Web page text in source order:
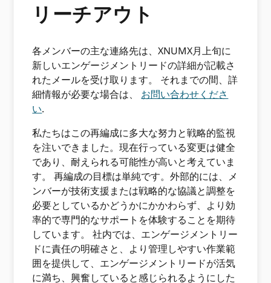
リーチアウト
各メンバーの主な連絡先は、XNUMX月上旬に
新しいエンゲージメントリードの詳細が記載さ
れたメールを受け取ります。 それまでの間、詳
細情報が必要な場合は、 お問い合わせくださ
い.
私たちはこの再編成に多大な努力と戦略的監視
を注いできました。現在行っている変更は健全
であり、耐えられる可能性が高いと考えていま
す。 再編成の目標は単純です。外部的には、メ
ンバーが技術支援または戦略的な協議と調整を
必要としているかどうかにかかわらず、より効
率的で専門的なサポートを体験することを期待
しています。 社内では、エンゲージメントリー
ドに責任の明確さと、より管理しやすい作業範
囲を提供して、エンゲージメントリードが活気
に満ち、興奮していると感じられるようにした